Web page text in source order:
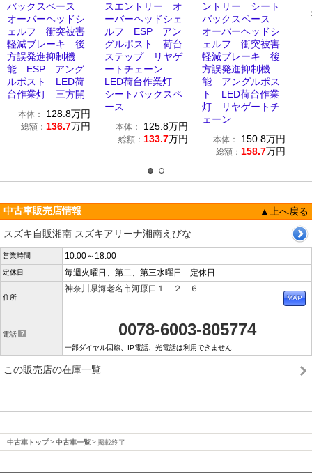
バックスペース
オーバーヘッドシ
ェルフ 衝突被害
軽減ブレーキ 後
方誤発進抑制機
能 ESP アング
ルポスト LED荷
台作業灯 三方開
本体： 128.8万円
総額： 136.7万円
スエントリー オ
ーバーヘッドシェ
ルフ ESP アン
グルポスト 荷台
ステップ リヤゲ
ートチェーン
LED荷台作業灯
シートバックスペ
ース
本体： 125.8万円
総額： 133.7万円
ントリー シート
バックスペース
オーバーヘッドシ
ェルフ 衝突被害
軽減ブレーキ 後
方誤発進抑制機
能 アングルポス
ト LED荷台作業
灯 リヤゲートチ
ェーン
本体： 150.8万円
総額： 158.7万円
中古車販売店情報
▲上へ戻る
スズキ自販湘南 スズキアリーナ湘南えびな
営業時間 10:00～18:00
定休日 毎週火曜日、第二、第三水曜日 定休日
住所
神奈川県海老名市河原口１－２－６
電話 0078-6003-805774
一部ダイヤル回線、IP電話、光電話は利用できません
この販売店の在庫一覧
中古車トップ 中古車一覧 掲載終了